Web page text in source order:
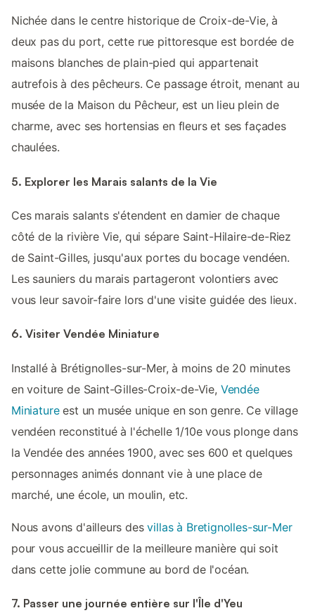
Nichée dans le centre historique de Croix-de-Vie, à
deux pas du port, cette rue pittoresque est bordée de
maisons blanches de plain-pied qui appartenait
autrefois à des pêcheurs. Ce passage étroit, menant au
musée de la Maison du Pêcheur, est un lieu plein de
charme, avec ses hortensias en fleurs et ses façades
chaulées.
5. Explorer les Marais salants de la Vie
Ces marais salants s'étendent en damier de chaque
côté de la rivière Vie, qui sépare Saint-Hilaire-de-Riez
de Saint-Gilles, jusqu'aux portes du bocage vendéen.
Les sauniers du marais partageront volontiers avec
vous leur savoir-faire lors d'une visite guidée des lieux.
6. Visiter Vendée Miniature
Installé à Brétignolles-sur-Mer, à moins de 20 minutes
en voiture de Saint-Gilles-Croix-de-Vie, Vendée
Miniatureest un musée unique en son genre. Ce village
vendéen reconstitué à l'échelle 1/10e vous plonge dans
la Vendée des années 1900, avec ses 600 et quelques
personnages animés donnant vie à une place de
marché, une école, un moulin, etc.
Nous avons d'ailleurs desvillas à Bretignolles-sur-Mer
pour vous accueillir de la meilleure manière qui soit
dans cette jolie commune au bord de l'océan.
7. Passer une journée entière sur l'Île d'Yeu